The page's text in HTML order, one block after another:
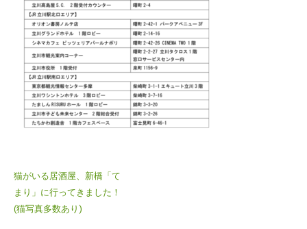
投
稿
ナ
猫がいる居酒屋、新橋「て
まり」に行ってきました！
(猫写真多数あり)